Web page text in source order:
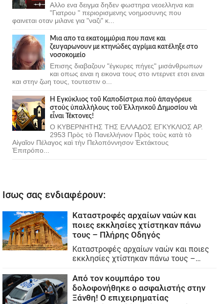
Αλλο ενα δειγμα δηδεν φωστηρα νεοελληνα και
"Γιατρου " περιορισμενης νοημοσυνης που
φαινεται οταν μιλανε για "ναζι" κ...
Μια απο τα εκατομμύρια που πανε και
ζευγαρωνουν με κτηνώδες αγρίμια κατέληξε στο
νοσοκομείο
Επισης διαβαζουν "έγκυρες πήγες" μισάνθρωπων
και οπως ειναι η εικονα τους στο ιντερνετ ετσι ειναι
και στην ζωη τους, τουτεστιν ο...
Ἡ Ἐγκύκλιος τοῦ Καποδίστρια ποὺ ἀπαγόρευε
στοὺς ὑπαλλήλους τοῦ Ἑλληνικοῦ Δημοσίου νὰ
εἶναι Τέκτονες!
Ο ΚΥΒΕΡΝΗΤΗΣ ΤΗΣ ΕΛΛΑΔΟΣ ΕΓΚΥΚΛΙΟΣ ΑΡ.
2953 Πρὸς τὸ Πανελλήνιον Πρὸς τοὺς κατὰ τὸ
Αἰγαῖον Πέλαγος καὶ τὴν Πελοπόννησον Ἐκτάκτους
Ἐπιτρόπο...